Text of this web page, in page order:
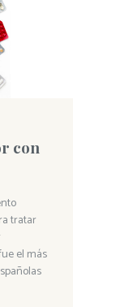
con
tratar
el más